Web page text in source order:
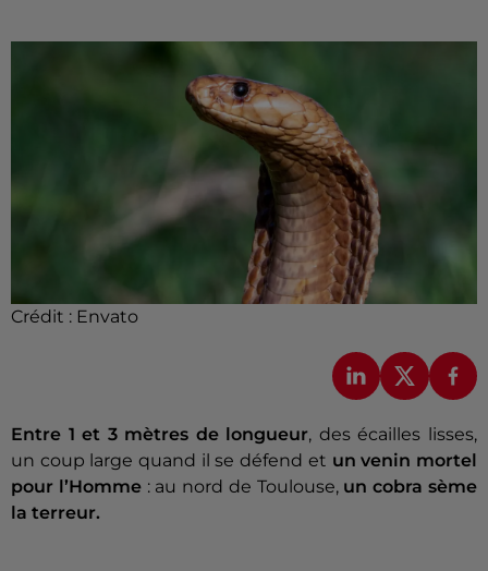
Crédit : Envato
Entre 1 et 3 mètres de longueur, des écailles lisses,
un coup large quand il se défend et un venin mortel
pour l’Homme : au nord de Toulouse, un cobra sème
la terreur.